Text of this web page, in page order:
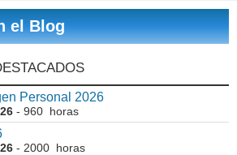
el Blog
Personal 2026
- 960 horas
- 2000 horas